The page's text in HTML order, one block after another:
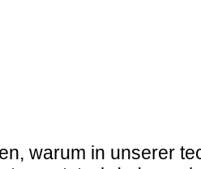
warum in unserer